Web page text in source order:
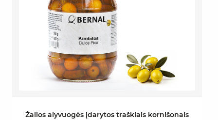
Žalios alyvuogės įdarytos traškiais kornišonais